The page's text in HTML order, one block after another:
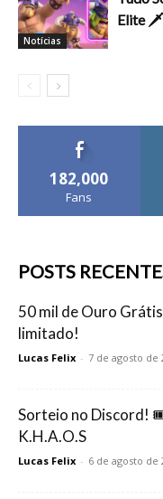
Notícias
Elite
182,000
Fans
POSTS
50 mil de Ouro
limitado!
Lucas Felix - 7 de agosto de
Sorteio no Discord!
K.H.A.O.S
Lucas Felix - 6 de agosto de